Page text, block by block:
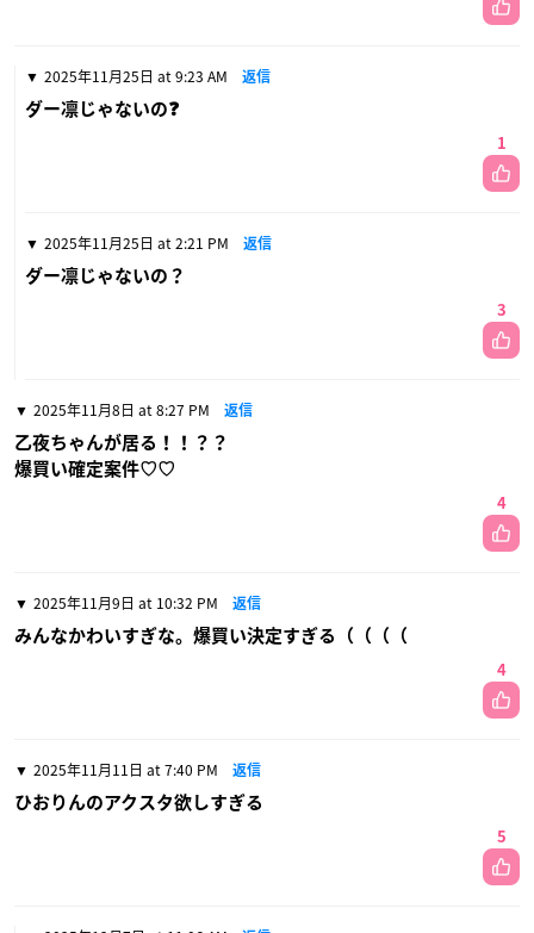
2025年11月25日 at 9:23 AM 返信
ダー凛じゃないの❓
1
2025年11月25日 at 2:21 PM 返信
ダー凛じゃないの？
3
2025年11月8日 at 8:27 PM 返信
乙夜ちゃんが居る！！？？
爆買い確定案件♡♡
4
2025年11月9日 at 10:32 PM 返信
みんなかわいすぎな。爆買い決定すぎる（（（（
4
2025年11月11日 at 7:40 PM 返信
ひおりんのアクスタ欲しすぎる
5